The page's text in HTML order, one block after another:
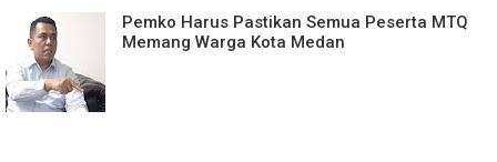
Pemko Harus Pastikan Semua Peserta MTQ
Memang Warga Kota Medan